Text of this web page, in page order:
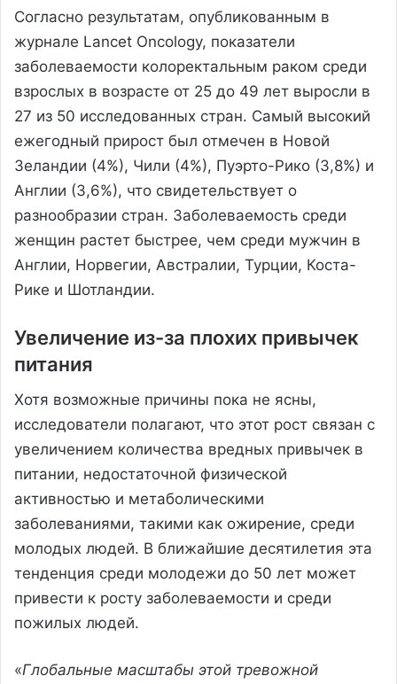
Согласно результатам, опубликованным в
журнале Lancet Oncology, показатели
заболеваемости колоректальным раком среди
взрослых в возрасте от 25 до 49 лет выросли в
27 из 50 исследованных стран. Самый высокий
ежегодный прирост был отмечен в Новой
Зеландии (4%), Чили (4%), Пуэрто-Рико (3,8%) и
Англии (3,6%), что свидетельствует о
разнообразии стран. Заболеваемость среди
женщин растет быстрее, чем среди мужчин в
Англии, Норвегии, Австралии, Турции, Коста-
Рике и Шотландии.
Увеличение из-за плохих привычек
питания
Хотя возможные причины пока не ясны,
исследователи полагают, что этот рост связан с
увеличением количества вредных привычек в
питании, недостаточной физической
активностью и метаболическими
заболеваниями, такими как ожирение, среди
молодых людей. В ближайшие десятилетия эта
тенденция среди молодежи до 50 лет может
привести к росту заболеваемости и среди
пожилых людей.
«Глобальные масштабы этой тревожной